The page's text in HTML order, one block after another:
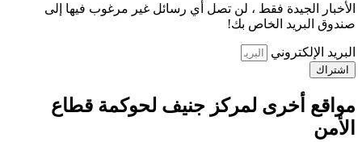
الأخبار الجيدة فقط ، لن تصل أي رسائل غير مرغوب فيها إلى
صندوق البريد الخاص بك!
البريد الإلكتروني
اشتراك
مواقع أخرى لمركز جنيف لحوكمة قطاع
الأمن